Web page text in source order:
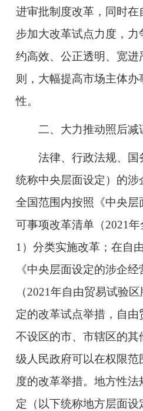
进审批制度改革，同时在
步加大改革试点力度，力
约高效、公正透明、宽进
则，大幅提高市场主体
性。
二、大力推动照后减
法律、行政法规、
统称中央层面设定）的涉
全国范围内按照《中央
可事项改革清单（2021
1）分类实施改革；在自
《中央层面设定的涉企
（2021年自由贸易试验
定的改革试点举措，自由
不设区的市、市辖区的
级人民政府可以在权限范
度的改革举措。地方性
定（以下统称地方层面